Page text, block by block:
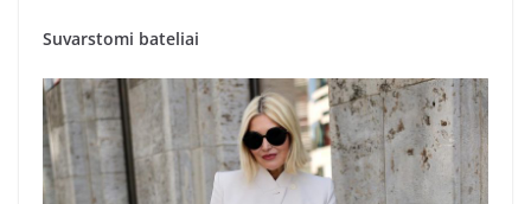
Suvarstomi bateliai